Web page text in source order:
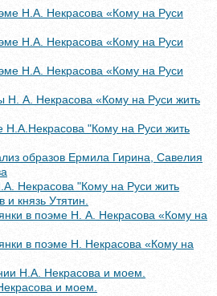
Н.А. Некрасова «Кому на Руси
Н.А. Некрасова «Кому на Руси
Н.А. Некрасова «Кому на Руси
Н. А. Некрасова «Кому на Руси жить
Н.А.Некрасова "Кому на Руси жить
образов Ермила Гирина, Савелия
Некрасова "Кому на Руси жить
князь Утятин.
в поэме Н. А. Некрасова «Кому на
в поэме Н. Некрасова «Кому на
Н.А. Некрасова и моем.
и моем.